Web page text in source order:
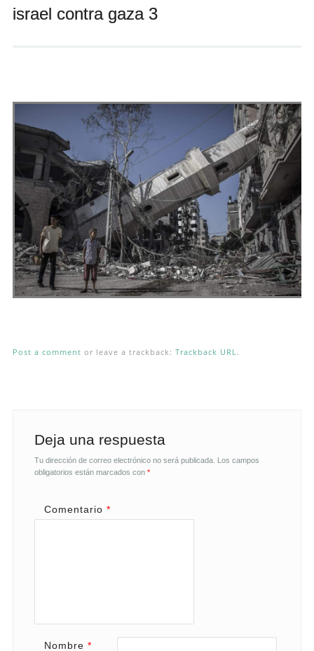
israel contra gaza 3
Post a comment or leave a trackback: Trackback URL.
Deja una respuesta
Tu dirección de correo electrónico no será publicada.
Los campos
obligatorios están marcados con *
Comentario *
Nombre *